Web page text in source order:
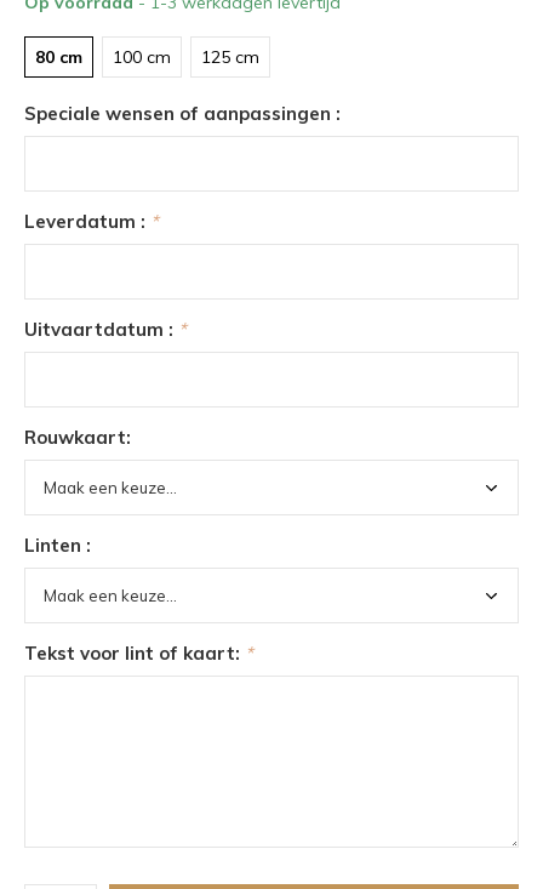
80 cm 100 cm 125 cm
Speciale wensen of aanpassingen :
Leverdatum : *
Uitvaartdatum : *
Rouwkaart:
Linten :
Tekst voor lint of kaart: *